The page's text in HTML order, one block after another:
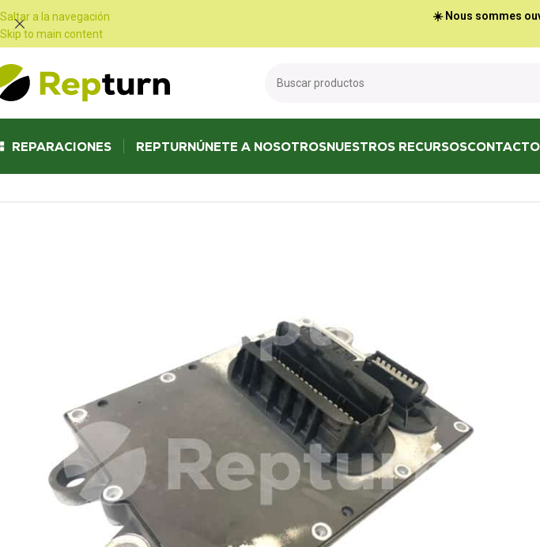
Saltar a la navegación
Skip to main content
☀️ Nous sommes
REPARACIONES REPTURNÚNETE A NOSOTROSNUESTROS RECURSOSCONTACTO